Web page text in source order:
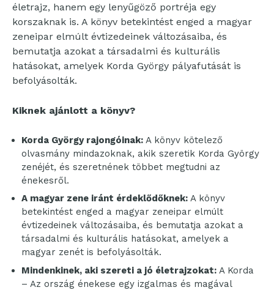
életrajz, hanem egy lenyűgöző portréja egy
korszaknak is. A könyv betekintést enged a magyar
zeneipar elmúlt évtizedeinek változásaiba, és
bemutatja azokat a társadalmi és kulturális
hatásokat, amelyek Korda György pályafutását is
befolyásolták.
Kiknek ajánlott a könyv?
Korda György rajongóinak: A könyv kötelező
olvasmány mindazoknak, akik szeretik Korda György
zenéjét, és szeretnének többet megtudni az
énekesről.
A magyar zene iránt érdeklődőknek: A könyv
betekintést enged a magyar zeneipar elmúlt
évtizedeinek változásaiba, és bemutatja azokat a
társadalmi és kulturális hatásokat, amelyek a
magyar zenét is befolyásolták.
Mindenkinek, aki szereti a jó életrajzokat: A Korda
– Az ország énekese egy izgalmas és magával